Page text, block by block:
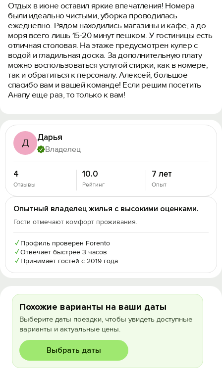
Отдых в июне оставил яркие впечатления! Номера
были идеально чистыми, уборка проводилась
ежедневно. Рядом находились магазины и кафе, а до
моря всего лишь 15-20 минут пешком. У гостиницы есть
отличная столовая. На этаже предусмотрен кулер с
водой и гладильная доска. За дополнительную плату
можно воспользоваться услугой стирки, как в номере,
так и обратиться к персоналу. Алексей, большое
спасибо вам и вашей команде! Если решим посетить
Анапу еще раз, то только к вам!
Д Дарья
Владелец
4
Отзывы
10.0
Рейтинг
7 лет
Опыт
Опытный владелец жилья с высокими оценками.
Гости отмечают комфорт проживания.
✓ Профиль проверен Forento
✓Отвечает быстрее 3 часов
✓ Принимает гостей с 2019 года
Похожие варианты на ваши даты
Выберите даты поездки, чтобы увидеть доступные
варианты и актуальные цены.
Выбрать даты